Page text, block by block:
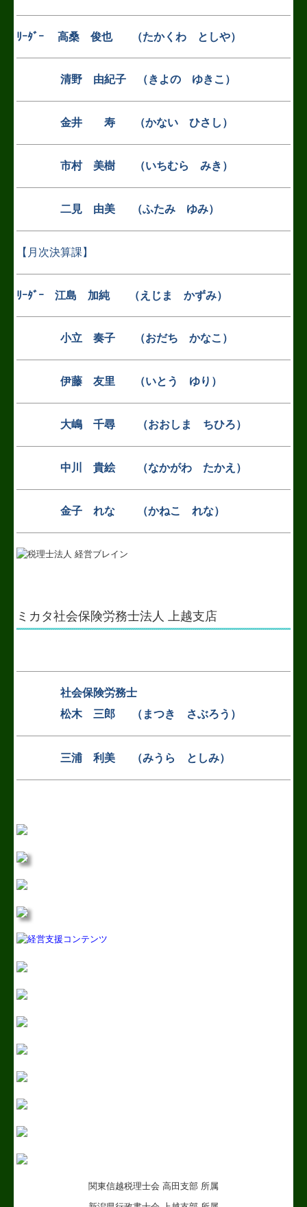
関東信越税理士会 高田支部 所属
ﾘｰﾀﾞｰ高桑 俊也 （たかくわ としや）
清野 由紀子 （きよの ゆきこ）
金井 寿 （かない ひさし）
市村 美樹 （いちむら みき）
二見 由美 （ふたみ ゆみ）
【月次決算課】
ﾘｰﾀﾞｰ 江島 加純 （えじま かずみ）
小立 奏子 （おだち かなこ）
伊藤 友里 （いとう ゆり）
大嶋 千尋 （おおしま ちひろ）
中川 貴絵 （なかがわ たかえ）
金子 れな （かねこ れな）
ミカタ社会保険労務士法人 上越支店
社会保険労務士
松木 三郎 （まつき さぶろう）
三浦 利美 （みうら としみ）